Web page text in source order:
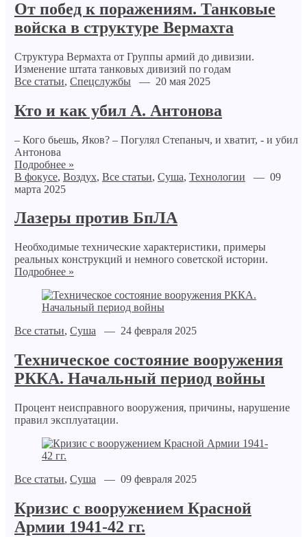
От побед к поражениям. Танковые
войска в структуре Вермахта
Структура Вермахта от Группы армий до дивизии.
Изменение штата танковых дивизий по годам
Все статьи, Спецслужбы— 20 мая 2025
Кто и как убил А. Антонова
– Кого бьешь, Яков? – Погулял Степаныч, и хватит, - и убил
Антонова
Подробнее »
В фокусе, Воздух, Все статьи, Суша, Технологии — 09
марта 2025
Лазеры против БпЛА
Необходимые технические характеристики, примеры
реальных конструкций и немного советской истории.
Подробнее »
Все статьи, Суша — 24 февраля 2025
Техническое состояние вооружения
РККА. Начальный период войны
Процент неисправного вооружения, причины, нарушение
правил эксплуатации.
Все статьи, Суша — 09 февраля 2025
Кризис с вооружением Красной
Армии 1941-42 гг.